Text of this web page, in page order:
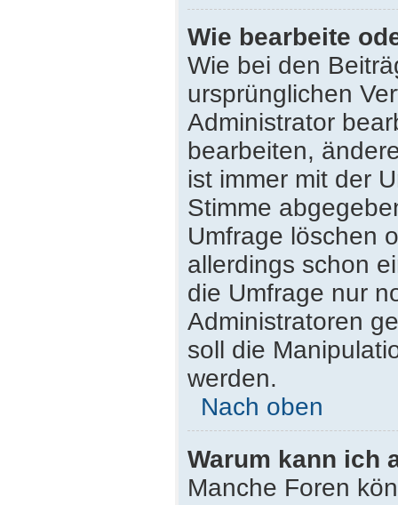
Wie bearbeite
Wie bei den
ursprünglichen
Administrator
bearbeiten,
ist immer mit der
Stimme
Umfrage löschen
allerdings schon
die Umfrage nur
Administratoren
soll die
werden.
Nach oben
Warum kann ich
Manche Foren